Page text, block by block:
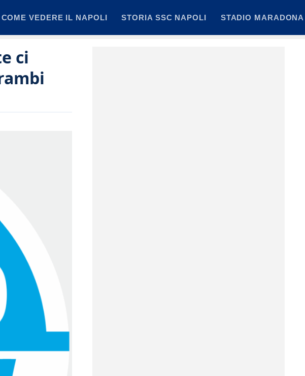
COME VEDERE IL NAPOLI STORIA SSC NAPOLI STADIO MARADONA
ci